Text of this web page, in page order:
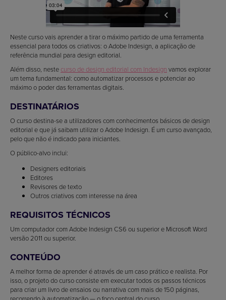
Neste curso vais aprender a tirar o máximo partido de uma ferramenta
essencial para todos os criativos: o Adobe Indesign, a aplicação de
referência mundial para design editorial.
Além disso, neste curso de design editorial com Indesign vamos explorar
um tema fundamental: como automatizar processos e potenciar ao
máximo o poder das ferramentas digitais.
DESTINATÁRIOS
O curso destina-se a utilizadores com conhecimentos básicos de design
editorial e que já saibam utilizar o Adobe Indesign. É um curso avançado,
pelo que não é indicado para iniciantes.
O público-alvo inclui:
Designers editoriais
Editores
Revisores de texto
Outros criativos com interesse na área
REQUISITOS TÉCNICOS
Um computador com Adobe Indesign CS6 ou superior e Microsoft Word
versão 2011 ou superior.
CONTEÚDO
A melhor forma de aprender é através de um caso prático e realista. Por
isso, o projeto do curso consiste em executar todos os passos técnicos
para criar um livro de ensaios ou narrativa com mais de 150 páginas,